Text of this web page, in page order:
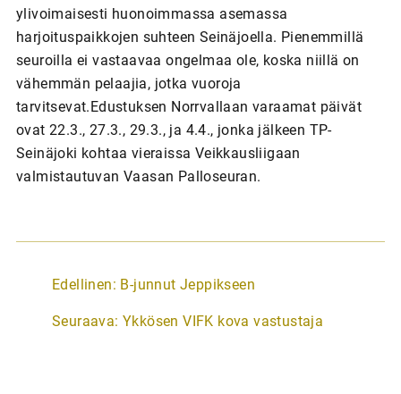
ylivoimaisesti huonoimmassa asemassa
harjoituspaikkojen suhteen Seinäjoella. Pienemmillä
seuroilla ei vastaavaa ongelmaa ole, koska niillä on
vähemmän pelaajia, jotka vuoroja
tarvitsevat.Edustuksen Norrvallaan varaamat päivät
ovat 22.3., 27.3., 29.3., ja 4.4., jonka jälkeen TP-
Seinäjoki kohtaa vieraissa Veikkausliigaan
valmistautuvan Vaasan Palloseuran.
A
t
Edellinen: B-junnut Jeppikseen
Seuraava: Ykkösen VIFK kova vastustaja